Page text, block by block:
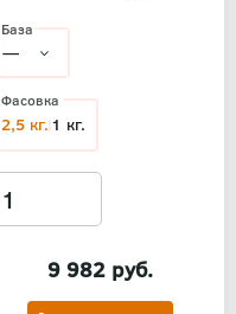
9 982 руб.
База
Фасовка
2,5 кг. 1 кг.